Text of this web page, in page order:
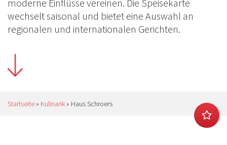
moderne Einflüsse vereinen. Die Speisekarte
wechselt saisonal und bietet eine Auswahl an
regionalen und internationalen Gerichten.
Startseite » Kulinarik » Haus Schroers